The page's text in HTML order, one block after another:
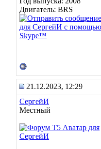
Двигатель: BRS
21.12.2023, 12:29
СергейИ
Местный